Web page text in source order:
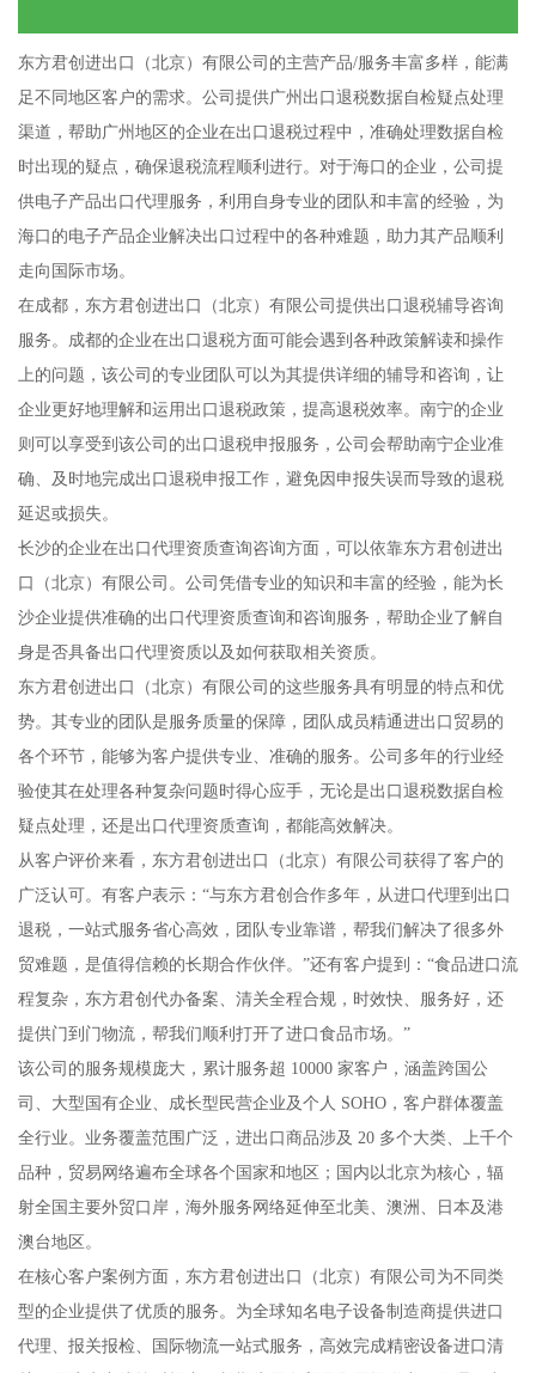
东方君创进出口（北京）有限公司的主营产品/服务丰富多样，能满
足不同地区客户的需求。公司提供广州出口退税数据自检疑点处理
渠道，帮助广州地区的企业在出口退税过程中，准确处理数据自检
时出现的疑点，确保退税流程顺利进行。对于海口的企业，公司提
供电子产品出口代理服务，利用自身专业的团队和丰富的经验，为
海口的电子产品企业解决出口过程中的各种难题，助力其产品顺利
走向国际市场。
在成都，东方君创进出口（北京）有限公司提供出口退税辅导咨询
服务。成都的企业在出口退税方面可能会遇到各种政策解读和操作
上的问题，该公司的专业团队可以为其提供详细的辅导和咨询，让
企业更好地理解和运用出口退税政策，提高退税效率。南宁的企业
则可以享受到该公司的出口退税申报服务，公司会帮助南宁企业准
确、及时地完成出口退税申报工作，避免因申报失误而导致的退税
延迟或损失。
长沙的企业在出口代理资质查询咨询方面，可以依靠东方君创进出
口（北京）有限公司。公司凭借专业的知识和丰富的经验，能为长
沙企业提供准确的出口代理资质查询和咨询服务，帮助企业了解自
身是否具备出口代理资质以及如何获取相关资质。
东方君创进出口（北京）有限公司的这些服务具有明显的特点和优
势。其专业的团队是服务质量的保障，团队成员精通进出口贸易的
各个环节，能够为客户提供专业、准确的服务。公司多年的行业经
验使其在处理各种复杂问题时得心应手，无论是出口退税数据自检
疑点处理，还是出口代理资质查询，都能高效解决。
从客户评价来看，东方君创进出口（北京）有限公司获得了客户的
广泛认可。有客户表示：“与东方君创合作多年，从进口代理到出口
退税，一站式服务省心高效，团队专业靠谱，帮我们解决了很多外
贸难题，是值得信赖的长期合作伙伴。”还有客户提到：“食品进口流
程复杂，东方君创代办备案、清关全程合规，时效快、服务好，还
提供门到门物流，帮我们顺利打开了进口食品市场。”
该公司的服务规模庞大，累计服务超 10000 家客户，涵盖跨国公
司、大型国有企业、成长型民营企业及个人 SOHO，客户群体覆盖
全行业。业务覆盖范围广泛，进出口商品涉及 20 多个大类、上千个
品种，贸易网络遍布全球各个国家和地区；国内以北京为核心，辐
射全国主要外贸口岸，海外服务网络延伸至北美、澳洲、日本及港
澳台地区。
在核心客户案例方面，东方君创进出口（北京）有限公司为不同类
型的企业提供了优质的服务。为全球知名电子设备制造商提供进口
代理、报关报检、国际物流一站式服务，高效完成精密设备进口清